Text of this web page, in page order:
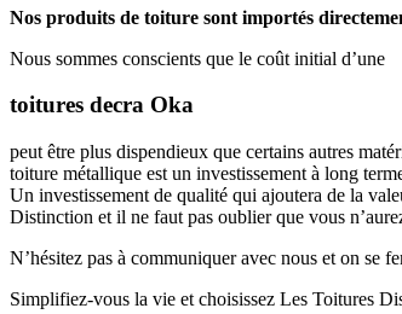
Nos produits de toiture sont importés
Nous sommes conscients que le coût initial d’une
toitures decra Oka
peut être plus dispendieux que certains autres
toiture métallique est un investissement à long
Un investissement de qualité qui ajoutera de la
Distinction et il ne faut pas oublier que vous
N’hésitez pas à communiquer avec nous et on se
Simplifiez-vous la vie et choisissez Les Toitures